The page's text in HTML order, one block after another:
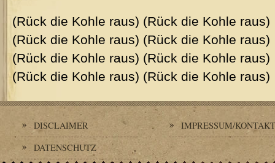
(Rück die Kohle raus) (Rück die Kohle raus)
(Rück die Kohle raus) (Rück die Kohle raus)
(Rück die Kohle raus) (Rück die Kohle raus)
(Rück die Kohle raus) (Rück die Kohle raus)
DISCLAIMER
DATENSCHUTZ
IMPRESSUM/KONTAKT